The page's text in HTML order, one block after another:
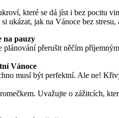
které se dá jíst i bez pocitu
ukázat, jak na Vánoce bez stresu,
na pauzy
plánování přerušit něčím
Vánoce
musí být perfektní. Ale ne!
Uvažujte o zážitcích,